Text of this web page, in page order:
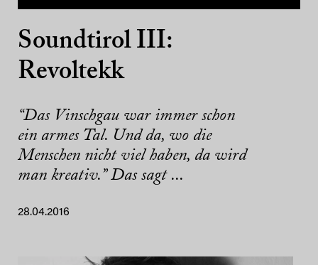
Soundtirol III:
Revoltekk
“Das Vinschgau war immer schon
ein armes Tal. Und da, wo die
Menschen nicht viel haben, da wird
man kreativ.” Das sagt ...
28.04.2016